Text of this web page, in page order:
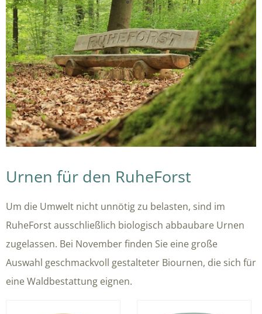
Urnen für den RuheForst
Um die Umwelt nicht unnötig zu belasten, sind im
RuheForst ausschließlich biologisch abbaubare Urnen
zugelassen. Bei November finden Sie eine große
Auswahl geschmackvoll gestalteter Biournen, die sich für
eine Waldbestattung eignen.